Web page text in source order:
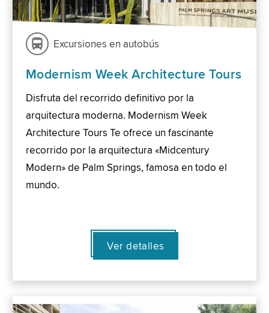
Excursiones en autobús
Modernism Week Architecture Tours
Disfruta del recorrido definitivo por la
arquitectura moderna. Modernism Week
Architecture Tours Te ofrece un fascinante
recorrido por la arquitectura «Midcentury
Modern» de Palm Springs, famosa en todo el
mundo.
Ver detalles